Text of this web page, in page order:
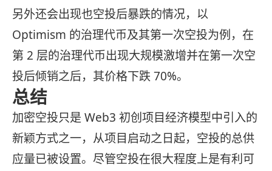
另外还会出现也空投后暴跌的情况，以
Optimism 的治理代币及其第一次空投为例，在
第 2 层的治理代币出现大规模激增并在第一次空
投后倾销之后，其价格下跌 70%。
总结
加密空投只是 Web3 初创项目经济模型中引入的
新颖方式之一，从项目启动之日起，空投的总供
应量已被设置。尽管空投在很大程度上是有利可